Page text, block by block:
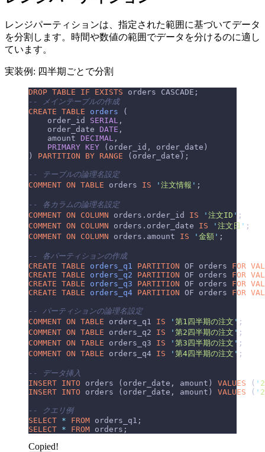
レンジパーティションは、指定された範囲に基づいてデータ
を分割します。時間や数値の範囲でデータを分けるのに適し
ています。
実装例: 四半期ごとで分割
DROP TABLE IF EXISTS orders CASCADE;
-- メインテーブルの作成
CREATE TABLE orders (
    order_id
SERIAL ,
    order_date
DATE ,
    amount
DECIMAL ,
    PRIMARY KEY
(order_id, order_date)
) PARTITION BY RANGE (order_date);
-- テーブルの論理名設定
COMMENT ON TABLE orders IS ' 注文情報 ' ;
-- 各カラムの論理名設定
COMMENT ON COLUMN orders.order_id IS ' 注文ID ' ;
COMMENT ON COLUMN orders.order_date IS ' 注文日 ' ;
COMMENT ON COLUMN orders.amount IS ' 金額 ' ;
-- 各パーティションの作成
CREATE TABLE orders_q1 PARTITION OF orders FOR
CREATE TABLE orders_q2 PARTITION OF orders FOR
CREATE TABLE orders_q3 PARTITION OF orders FOR
CREATE TABLE orders_q4 PARTITION OF orders FOR
-- パーティションの論理名設定
COMMENT ON TABLE orders_q1 IS ' 第1四半期の注文 ' ;
COMMENT ON TABLE orders_q2 IS ' 第2四半期の注文 ' ;
COMMENT ON TABLE orders_q3 IS ' 第3四半期の注文 ' ;
COMMENT ON TABLE orders_q4 IS ' 第4四半期の注文 ' ;
-- データ挿入
INSERT INTO orders (order_date, amount) VALUES ( '
INSERT INTO orders (order_date, amount) VALUES ( '
-- クエリ例
SELECT * FROM orders_q1;
SELECT * FROM orders;
Copied!